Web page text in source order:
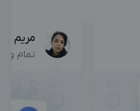
مریم
تمام